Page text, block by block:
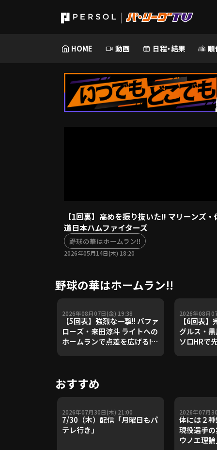
HOME 動画 日程・結果 順
【1回裏】高めを振り抜いた!! マリーンズ
道日本ハムファイターズ
野球の華はホームラン!!
2026年05月14日(木) 18:20
野球の華はホームラン!!
2026年08月07日(金) 19:38
【5回表】強烈な一撃!! バファ
ローズ・来田涼斗 ライトへの
ホームランで点差を広げる!!
2026年08月
【6回表
グルス・
ソロHRで
おすすめ
2026年07月30日(木) 21:00
7/30（木）配信「月曜日もパ
テレ行き」
2026年07月
体には２
現役選手
ウノエ理